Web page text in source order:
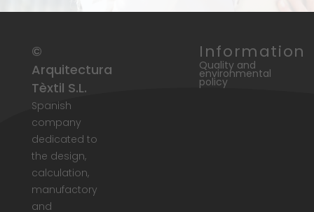
©
Arquitectura
Tèxtil S.L.
Spanish
company
dedicated to
the design,
calculation,
manufactory
and
Information
Quality and
environmental
policy